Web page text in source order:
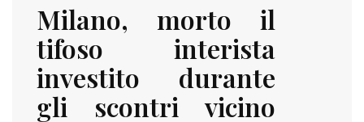
Milano, morto il
tifoso interista
investito durante
gli scontri vicino